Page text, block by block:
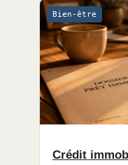
Bien-être
Crédit